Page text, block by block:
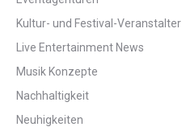
Kultur- und Festival-Veranstalter
Live Entertainment News
Musik Konzepte
Nachhaltigkeit
Neuhigkeiten